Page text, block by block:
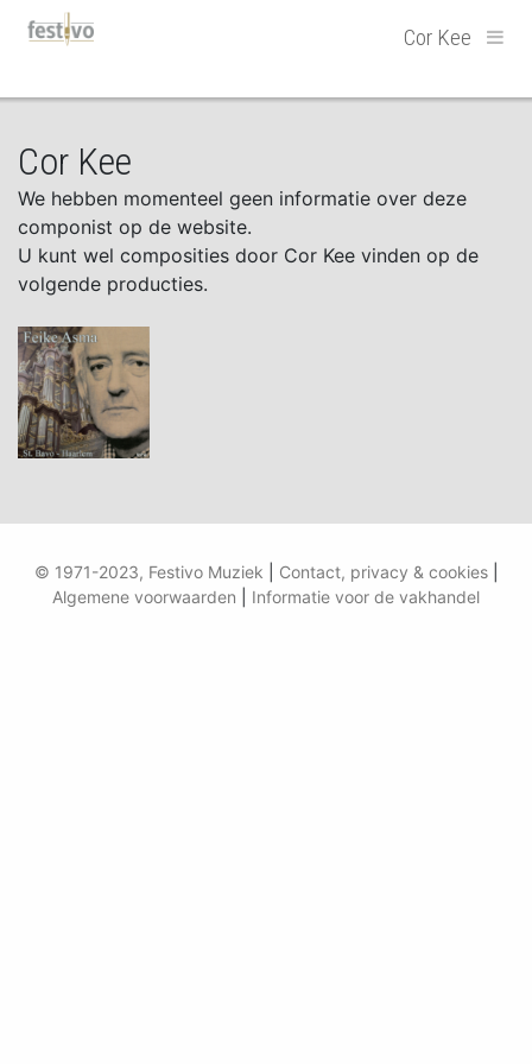
Hoofdnavigatie Cor Kee
Cor Kee
We hebben momenteel geen informatie over deze
componist op de website.
U kunt wel composities door Cor Kee vinden op de
volgende producties.
© 1971-2023, Festivo Muziek Contact, privacy & cookies|
Algemene voorwaarden
Informatie voor de vakhandel